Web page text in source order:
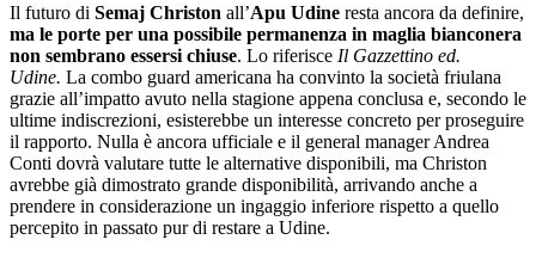
Il futuro di Semaj Christon all’Apu Udine resta ancora da definire,
ma le porte per una possibile permanenza in maglia bianconera
non sembrano essersi chiuse. Lo riferisce Il Gazzettino ed.
Udine. La combo guard americana ha convinto la società friulana
grazie all’impatto avuto nella stagione appena conclusa e, secondo le
ultime indiscrezioni, esisterebbe un interesse concreto per proseguire
il rapporto. Nulla è ancora ufficiale e il general manager Andrea
Conti dovrà valutare tutte le alternative disponibili, ma Christon
avrebbe già dimostrato grande disponibilità, arrivando anche a
prendere in considerazione un ingaggio inferiore rispetto a quello
percepito in passato pur di restare a Udine.